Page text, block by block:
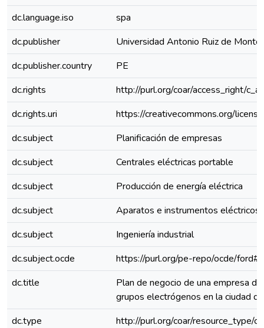
dc.language.iso
spa
dc.publisher
Universidad Antonio Ruiz de
dc.publisher.country
PE
dc.rights
http://purl.org/coar/access_right/
dc.rights.uri
https://creativecommons.org/
dc.subject
Planificación de empresas
dc.subject
Centrales eléctricas portable
dc.subject
Producción de energía eléctrica
dc.subject
Aparatos e instrumentos eléctricos
dc.subject
Ingeniería industrial
dc.subject.ocde
https://purl.org/pe-repo/ocde/
dc.title
Plan de negocio de una empresa
grupos electrógenos en la ciudad
dc.type
http://purl.org/coar/resource_type/